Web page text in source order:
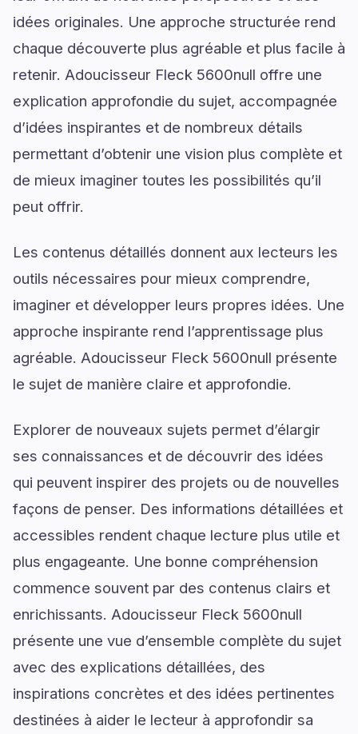
idées originales. Une approche structurée rend
chaque découverte plus agréable et plus facile à
retenir. Adoucisseur Fleck 5600null offre une
explication approfondie du sujet, accompagnée
d’idées inspirantes et de nombreux détails
permettant d’obtenir une vision plus complète et
de mieux imaginer toutes les possibilités qu’il
peut offrir.
Les contenus détaillés donnent aux lecteurs les
outils nécessaires pour mieux comprendre,
imaginer et développer leurs propres idées. Une
approche inspirante rend l’apprentissage plus
agréable. Adoucisseur Fleck 5600null présente
le sujet de manière claire et approfondie.
Explorer de nouveaux sujets permet d’élargir
ses connaissances et de découvrir des idées
qui peuvent inspirer des projets ou de nouvelles
façons de penser. Des informations détaillées et
accessibles rendent chaque lecture plus utile et
plus engageante. Une bonne compréhension
commence souvent par des contenus clairs et
enrichissants. Adoucisseur Fleck 5600null
présente une vue d’ensemble complète du sujet
avec des explications détaillées, des
inspirations concrètes et des idées pertinentes
destinées à aider le lecteur à approfondir sa